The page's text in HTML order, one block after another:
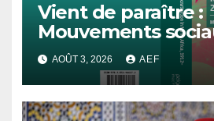
Vient de paraître :
Mouvements
démocratisation
du Nord, 1912-2024
AOÛT 3, 2026 AEF